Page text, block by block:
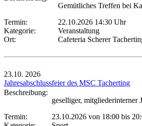
Gemütliches Treffen bei
Termin:
22.10.2026 14:30 Uhr
Kategorie:
Veranstaltung
Ort:
Cafeteria Scherer
23.10. 2026
Jahresabschlussfeier des MSC Tacherting
Beschreibung:
geselliger, mitgliederinterner
Termin:
23.10.2026 von 18:00 bis